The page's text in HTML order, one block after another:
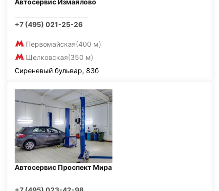
Автосервис Измайлово
+7 (495) 021-25-26
Первомайская(400 м)
Щелковская(350 м)
Сиреневый бульвар, 83б
Автосервис Проспект Мира